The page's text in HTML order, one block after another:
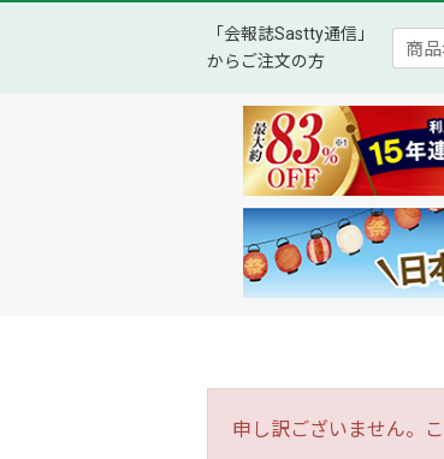
「会報誌Sastty通信」
からご注文の方
申し訳ございません。